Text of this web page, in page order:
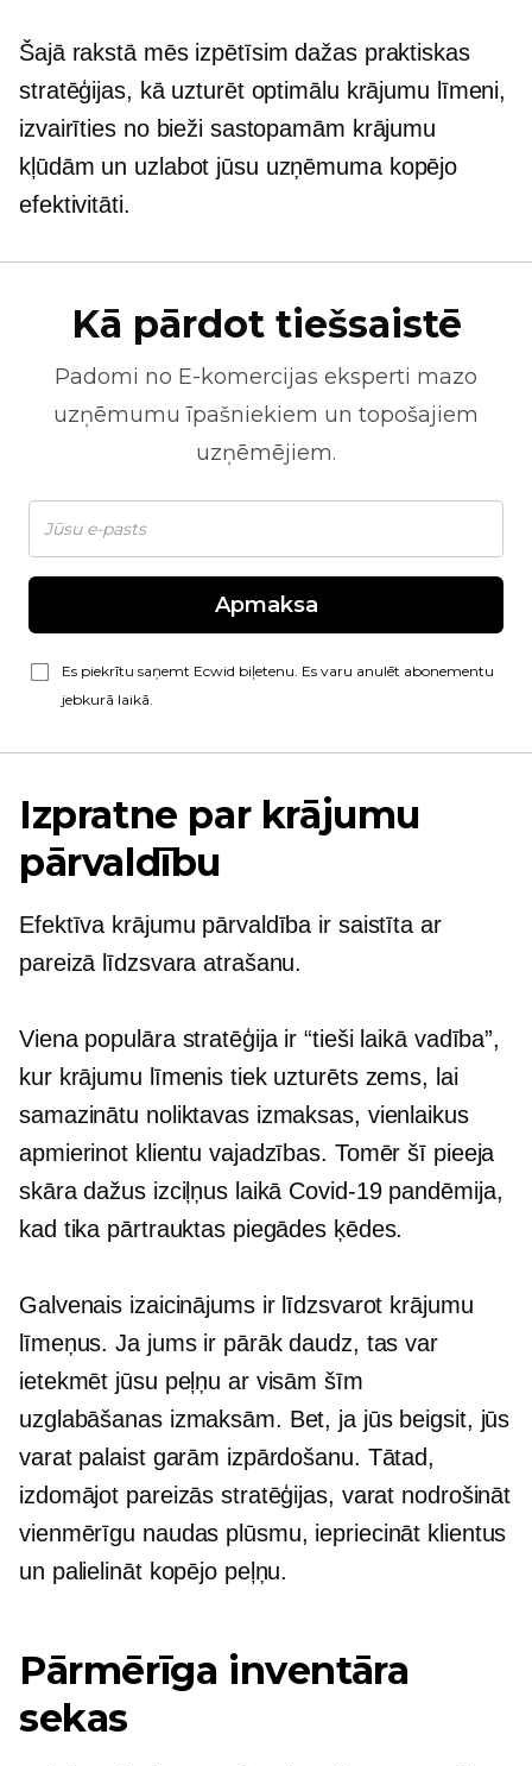
Šajā rakstā mēs izpētīsim dažas praktiskas
stratēģijas, kā uzturēt optimālu krājumu līmeni,
izvairīties no bieži sastopamām krājumu
kļūdām un uzlabot jūsu uzņēmuma kopējo
efektivitāti.
Kā pārdot tiešsaistē
Padomi no E-komercijas eksperti mazo
uzņēmumu īpašniekiem un topošajiem
uzņēmējiem.
Apmaksa
Es piekrītu saņemt Ecwid biļetenu. Es varu anulēt abonementu
jebkurā laikā.
Izpratne par krājumu
pārvaldību
Efektīva krājumu pārvaldība ir saistīta ar
pareizā līdzsvara atrašanu.
Viena populāra stratēģija ir“tieši laikāvadība”,
kur krājumu līmenis tiek uzturēts zems, lai
samazinātu noliktavas izmaksas, vienlaikus
apmierinot klientu vajadzības. Tomēr šī pieeja
skāra dažus izciļņus laikā Covid-19pandēmija,
kad tika pārtrauktas piegādes ķēdes.
Galvenais izaicinājums ir līdzsvarot krājumu
līmeņus. Ja jums ir pārāk daudz, tas var
ietekmēt jūsu peļņu ar visām šīm
uzglabāšanas izmaksām. Bet, ja jūs beigsit, jūs
varat palaist garām izpārdošanu. Tātad,
izdomājot pareizās stratēģijas, varat nodrošināt
vienmērīgu naudas plūsmu, iepriecināt klientus
un palielināt kopējo peļņu.
Pārmērīga inventāra
sekas